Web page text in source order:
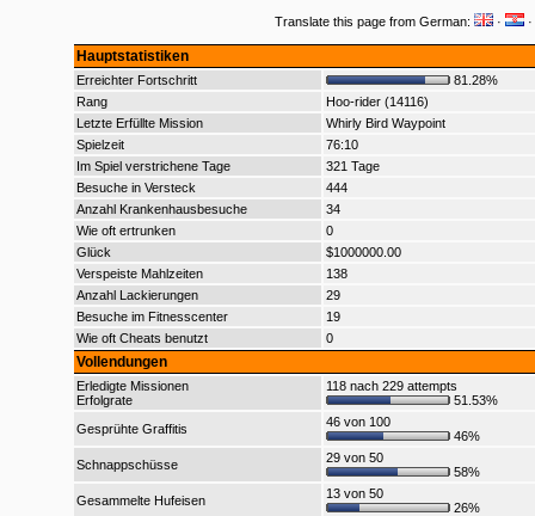
Translate this page from German: · ·
Hauptstatistiken
Erreichter Fortschritt
81.28%
Rang
Hoo-rider (14116)
Letzte Erfüllte Mission
Whirly Bird Waypoint
Spielzeit
76:10
Im Spiel verstrichene Tage
321 Tage
Besuche in Versteck
444
Anzahl Krankenhausbesuche
34
Wie oft ertrunken
0
Glück
$1000000.00
Verspeiste Mahlzeiten
138
Anzahl Lackierungen
29
Besuche im Fitnesscenter
19
Wie oft Cheats benutzt
0
Vollendungen
Erledigte Missionen
Erfolgrate
118 nach 229 attempts
51.53%
Gesprühte Graffitis
46 von 100
46%
Schnappschüsse
29 von 50
58%
Gesammelte Hufeisen
13 von 50
26%